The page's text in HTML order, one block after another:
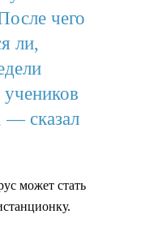
чего
ли,
— сказал
может стать